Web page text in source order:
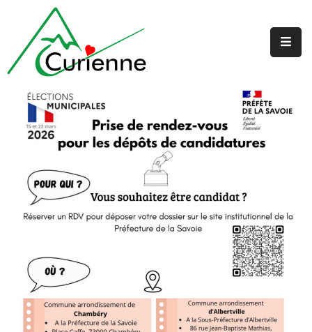
Accueil
Mairie
Jeunesse